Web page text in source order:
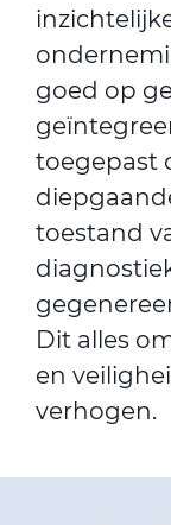
goed op
toegepast
toestand
Dit alles
en
verhogen.